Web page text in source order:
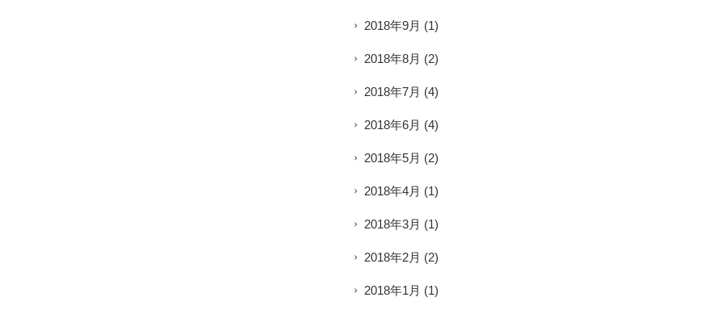
2018年9月 (1)
2018年8月 (2)
2018年7月 (4)
2018年6月 (4)
2018年5月 (2)
2018年4月 (1)
2018年3月 (1)
2018年2月 (2)
2018年1月 (1)